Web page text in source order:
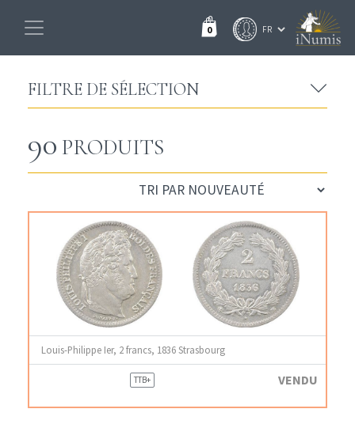
0
FILTRE DE SÉLECTION
90 PRODUITS
Louis-Philippe Ier, 2 francs, 1836 Strasbourg
TTB+ VENDU